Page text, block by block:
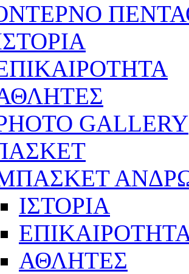
GALLERY
ΙΣΤΟΡΙΑ
ΑΘΛΗΤΕΣ